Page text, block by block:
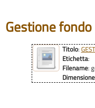
Gestione
Titolo:
Etichetta:
Filename:
Dimensione